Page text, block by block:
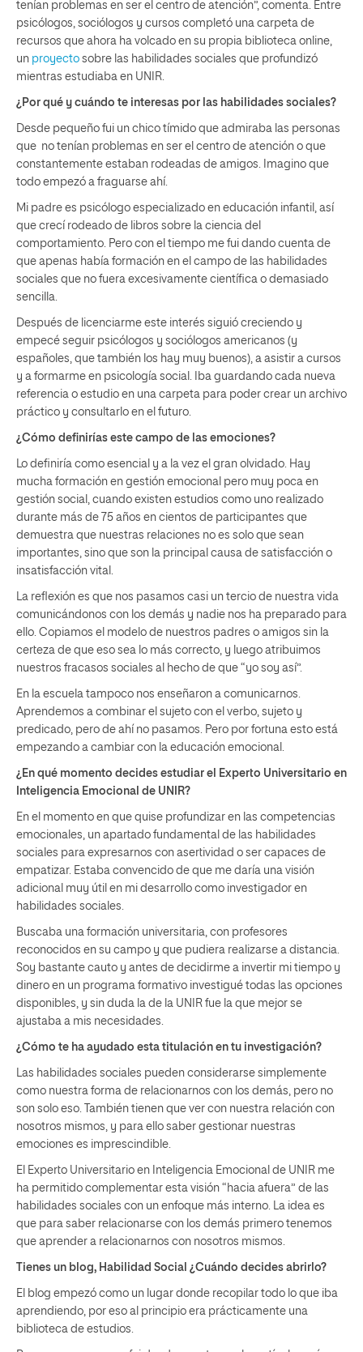
tenían problemas en ser el centro de atención”, comenta. Entre
psicólogos, sociólogos y cursos completó una carpeta de
recursos que ahora ha volcado en su propia biblioteca online,
un proyecto sobre las habilidades sociales que profundizó
mientras estudiaba en UNIR.
¿Por qué y cuándo te interesas por las habilidades sociales?
Desde pequeño fui un chico tímido que admiraba las personas
que no tenían problemas en ser el centro de atención o que
constantemente estaban rodeadas de amigos. Imagino que
todo empezó a fraguarse ahí.
Mi padre es psicólogo especializado en educación infantil, así
que crecí rodeado de libros sobre la ciencia del
comportamiento. Pero con el tiempo me fui dando cuenta de
que apenas había formación en el campo de las habilidades
sociales que no fuera excesivamente científica o demasiado
sencilla.
Después de licenciarme este interés siguió creciendo y
empecé seguir psicólogos y sociólogos americanos (y
españoles, que también los hay muy buenos), a asistir a cursos
y a formarme en psicología social. Iba guardando cada nueva
referencia o estudio en una carpeta para poder crear un archivo
práctico y consultarlo en el futuro.
¿Cómo definirías este campo de las emociones?
Lo definiría como esencial y a la vez el gran olvidado. Hay
mucha formación en gestión emocional pero muy poca en
gestión social, cuando existen estudios como uno realizado
durante más de 75 años en cientos de participantes que
demuestra que nuestras relaciones no es solo que sean
importantes, sino que son la principal causa de satisfacción o
insatisfacción vital.
La reflexión es que nos pasamos casi un tercio de nuestra vida
comunicándonos con los demás y nadie nos ha preparado para
ello. Copiamos el modelo de nuestros padres o amigos sin la
certeza de que eso sea lo más correcto, y luego atribuimos
nuestros fracasos sociales al hecho de que “yo soy así”.
En la escuela tampoco nos enseñaron a comunicarnos.
Aprendemos a combinar el sujeto con el verbo, sujeto y
predicado, pero de ahí no pasamos. Pero por fortuna esto está
empezando a cambiar con la educación emocional.
¿En qué momento decides estudiar el Experto Universitario en
Inteligencia Emocional de UNIR?
En el momento en que quise profundizar en las competencias
emocionales, un apartado fundamental de las habilidades
sociales para expresarnos con asertividad o ser capaces de
empatizar. Estaba convencido de que me daría una visión
adicional muy útil en mi desarrollo como investigador en
habilidades sociales.
Buscaba una formación universitaria, con profesores
reconocidos en su campo y que pudiera realizarse a distancia.
Soy bastante cauto y antes de decidirme a invertir mi tiempo y
dinero en un programa formativo investigué todas las opciones
disponibles, y sin duda la de la UNIR fue la que mejor se
ajustaba a mis necesidades.
¿Cómo te ha ayudado esta titulación en tu investigación?
Las habilidades sociales pueden considerarse simplemente
como nuestra forma de relacionarnos con los demás, pero no
son solo eso. También tienen que ver con nuestra relación con
nosotros mismos, y para ello saber gestionar nuestras
emociones es imprescindible.
El Experto Universitario en Inteligencia Emocional de UNIR me
ha permitido complementar esta visión “hacia afuera” de las
habilidades sociales con un enfoque más interno. La idea es
que para saber relacionarse con los demás primero tenemos
que aprender a relacionarnos con nosotros mismos.
Tienes un blog, Habilidad Social ¿Cuándo decides abrirlo?
El blog empezó como un lugar donde recopilar todo lo que iba
aprendiendo, por eso al principio era prácticamente una
biblioteca de estudios.